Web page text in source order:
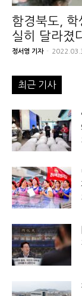
함경북도,
실히 달라졌
정서영 기자 -
최근 기사